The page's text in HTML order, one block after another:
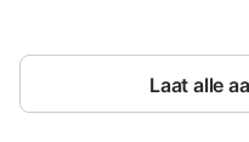
Laat alle